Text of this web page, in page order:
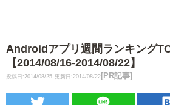
Androidアプリ週間ランキング
【2014/08/16-2014/08/22】
投稿日:2014/08/25 更新日:2014/08/22 [PR記事]